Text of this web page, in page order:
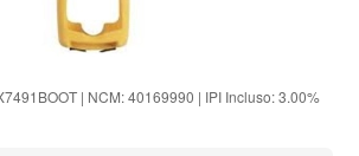
| NCM: 40169990 | IPI Incluso: 3.00%